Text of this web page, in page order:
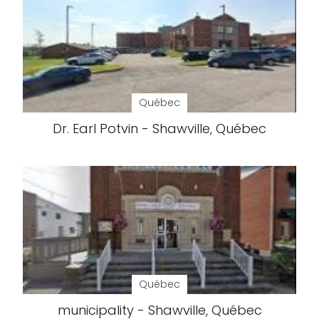
Québec
Dr. Earl Potvin - Shawville, Québec
Québec
municipality - Shawville, Québec